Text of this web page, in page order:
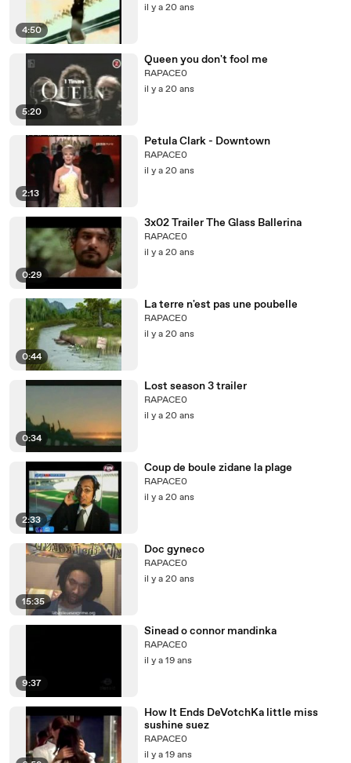
4:50
il y a 20 ans
5:20
Queen you don't fool me
RAPACE0
il y a 20 ans
2:13
Petula Clark - Downtown
RAPACE0
il y a 20 ans
0:29
3x02 Trailer The Glass Ballerina
RAPACE0
il y a 20 ans
0:44
La terre n'est pas une poubelle
RAPACE0
il y a 20 ans
0:34
Lost season 3 trailer
RAPACE0
il y a 20 ans
2:33
Coup de boule zidane la plage
RAPACE0
il y a 20 ans
15:35
Doc gyneco
RAPACE0
il y a 20 ans
9:37
Sinead o connor mandinka
RAPACE0
il y a 19 ans
How It Ends DeVotchKa little miss
sushine suez
RAPACE0
il y a 19 ans